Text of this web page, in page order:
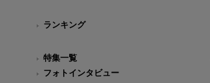
ランキング
特集一覧
フォトインタビュー